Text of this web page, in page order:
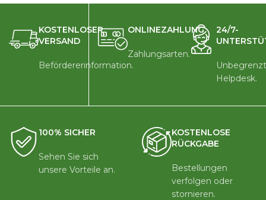
KOSTENLOSER
VERSAND
Befördererinformation.
ONLINEZAHLUNG
Zahlungsarten.
24/7-
Helpdesk.
100% SICHER
Sehen Sie sich
unsere Vorteile an.
KOSTENLOSE
RÜCKGABE
Bestellungen
verfolgen oder
stornieren.